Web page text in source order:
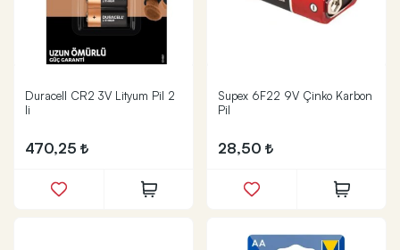
Duracell CR2 3V Lityum Pil 2
li
470,25
Supex 6F22 9V Çinko Karbon
Pil
28,50